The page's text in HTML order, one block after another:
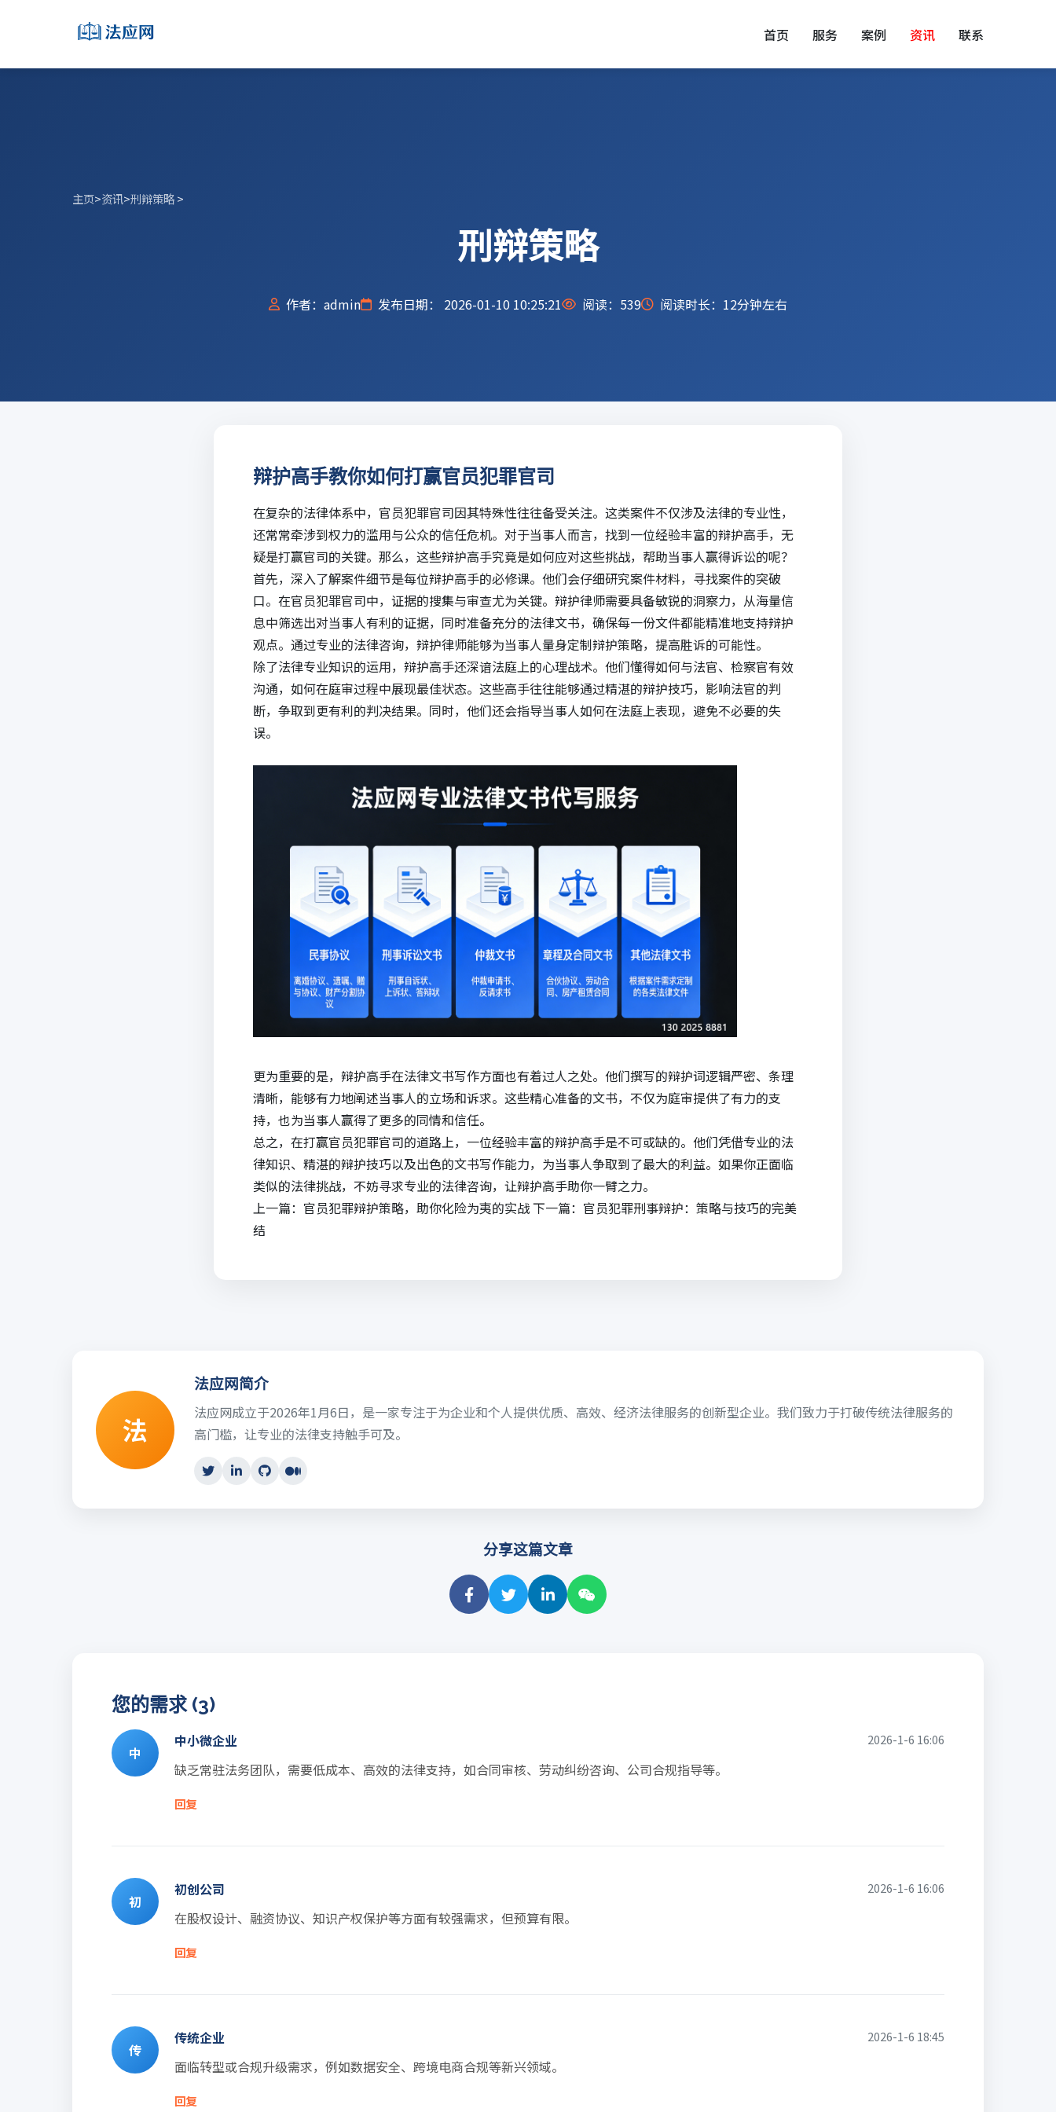
首页 服务 案例 资讯 联系
主页>资讯>刑辩策略>
刑辩策略
作者：admin 发布日期： 2026-01-10 10:25:21 阅读： 539 阅读时长：12分钟左右
辩护高手教你如何打赢官员犯罪官司
在复杂的法律体系中，官员犯罪官司因其特殊性往往备受关注。这类案件不仅涉及法律的专业性，
还常常牵涉到权力的滥用与公众的信任危机。对于当事人而言，找到一位经验丰富的辩护高手，无
疑是打赢官司的关键。那么，这些辩护高手究竟是如何应对这些挑战，帮助当事人赢得诉讼的呢？
首先，深入了解案件细节是每位辩护高手的必修课。他们会仔细研究案件材料，寻找案件的突破
口。在官员犯罪官司中，证据的搜集与审查尤为关键。辩护律师需要具备敏锐的洞察力，从海量信
息中筛选出对当事人有利的证据，同时准备充分的法律文书，确保每一份文件都能精准地支持辩护
观点。通过专业的法律咨询，辩护律师能够为当事人量身定制辩护策略，提高胜诉的可能性。
除了法律专业知识的运用，辩护高手还深谙法庭上的心理战术。他们懂得如何与法官、检察官有效
沟通，如何在庭审过程中展现最佳状态。这些高手往往能够通过精湛的辩护技巧，影响法官的判
断，争取到更有利的判决结果。同时，他们还会指导当事人如何在法庭上表现，避免不必要的失
误。
更为重要的是，辩护高手在法律文书写作方面也有着过人之处。他们撰写的辩护词逻辑严密、条理
清晰，能够有力地阐述当事人的立场和诉求。这些精心准备的文书，不仅为庭审提供了有力的支
持，也为当事人赢得了更多的同情和信任。
总之，在打赢官员犯罪官司的道路上，一位经验丰富的辩护高手是不可或缺的。他们凭借专业的法
律知识、精湛的辩护技巧以及出色的文书写作能力，为当事人争取到了最大的利益。如果你正面临
类似的法律挑战，不妨寻求专业的法律咨询，让辩护高手助你一臂之力。
上一篇： 官员犯罪辩护策略，助你化险为夷的实战下一篇： 官员犯罪刑事辩护：策略与技巧的完美
结
法
法应网简介
法应网成立于2026年1月6日，是一家专注于为企业和个人提供优质、高效、经济法律服务的创新型企业。我们致力于打破传统法律服务的
高门槛，让专业的法律支持触手可及。
分享这篇文章
您的需求 (3)
中
中小微企业 2026-1-6 16:06
缺乏常驻法务团队，需要低成本、高效的法律支持，如合同审核、劳动纠纷咨询、公司合规指导等。
回复
初
初创公司 2026-1-6 16:06
在股权设计、融资协议、知识产权保护等方面有较强需求，但预算有限。
回复
传
传统企业 2026-1-6 18:45
面临转型或合规升级需求，例如数据安全、跨境电商合规等新兴领域。
回复